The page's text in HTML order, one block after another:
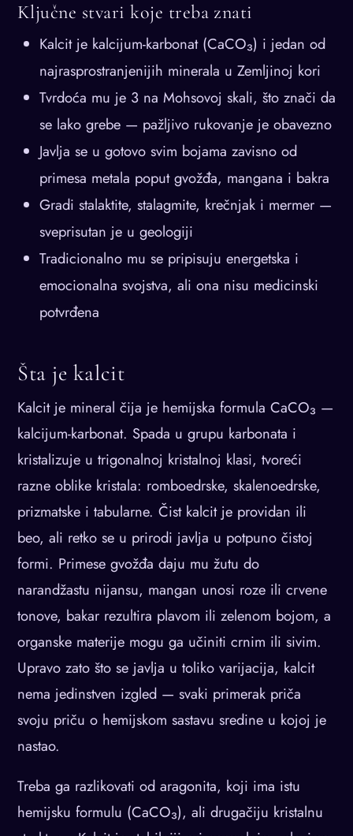
Ključne stvari koje treba znati
Kalcit je kalcijum-karbonat (CaCO₃) i jedan od
najrasprostranjenijih minerala u Zemljinoj kori
Tvrdoća mu je 3 na Mohsovoj skali, što znači da
se lako grebe — pažljivo rukovanje je obavezno
Javlja se u gotovo svim bojama zavisno od
primesa metala poput gvožđa, mangana i bakra
Gradi stalaktite, stalagmite, krečnjak i mermer —
sveprisutan je u geologiji
Tradicionalno mu se pripisuju energetska i
emocionalna svojstva, ali ona nisu medicinski
potvrđena
Šta je kalcit
Kalcit je mineral čija je hemijska formula CaCO₃ —
kalcijum-karbonat. Spada u grupu karbonata i
kristalizuje u trigonalnoj kristalnoj klasi, tvoreći
razne oblike kristala: romboedrske, skalenoedrske,
prizmatske i tabularne. Čist kalcit je providan ili
beo, ali retko se u prirodi javlja u potpuno čistoj
formi. Primese gvožđa daju mu žutu do
narandžastu nijansu, mangan unosi roze ili crvene
tonove, bakar rezultira plavom ili zelenom bojom, a
organske materije mogu ga učiniti crnim ili sivim.
Upravo zato što se javlja u toliko varijacija, kalcit
nema jedinstven izgled — svaki primerak priča
svoju priču o hemijskom sastavu sredine u kojoj je
nastao.
Treba ga razlikovati od aragonita, koji ima istu
hemijsku formulu (CaCO₃), ali drugačiju kristalnu